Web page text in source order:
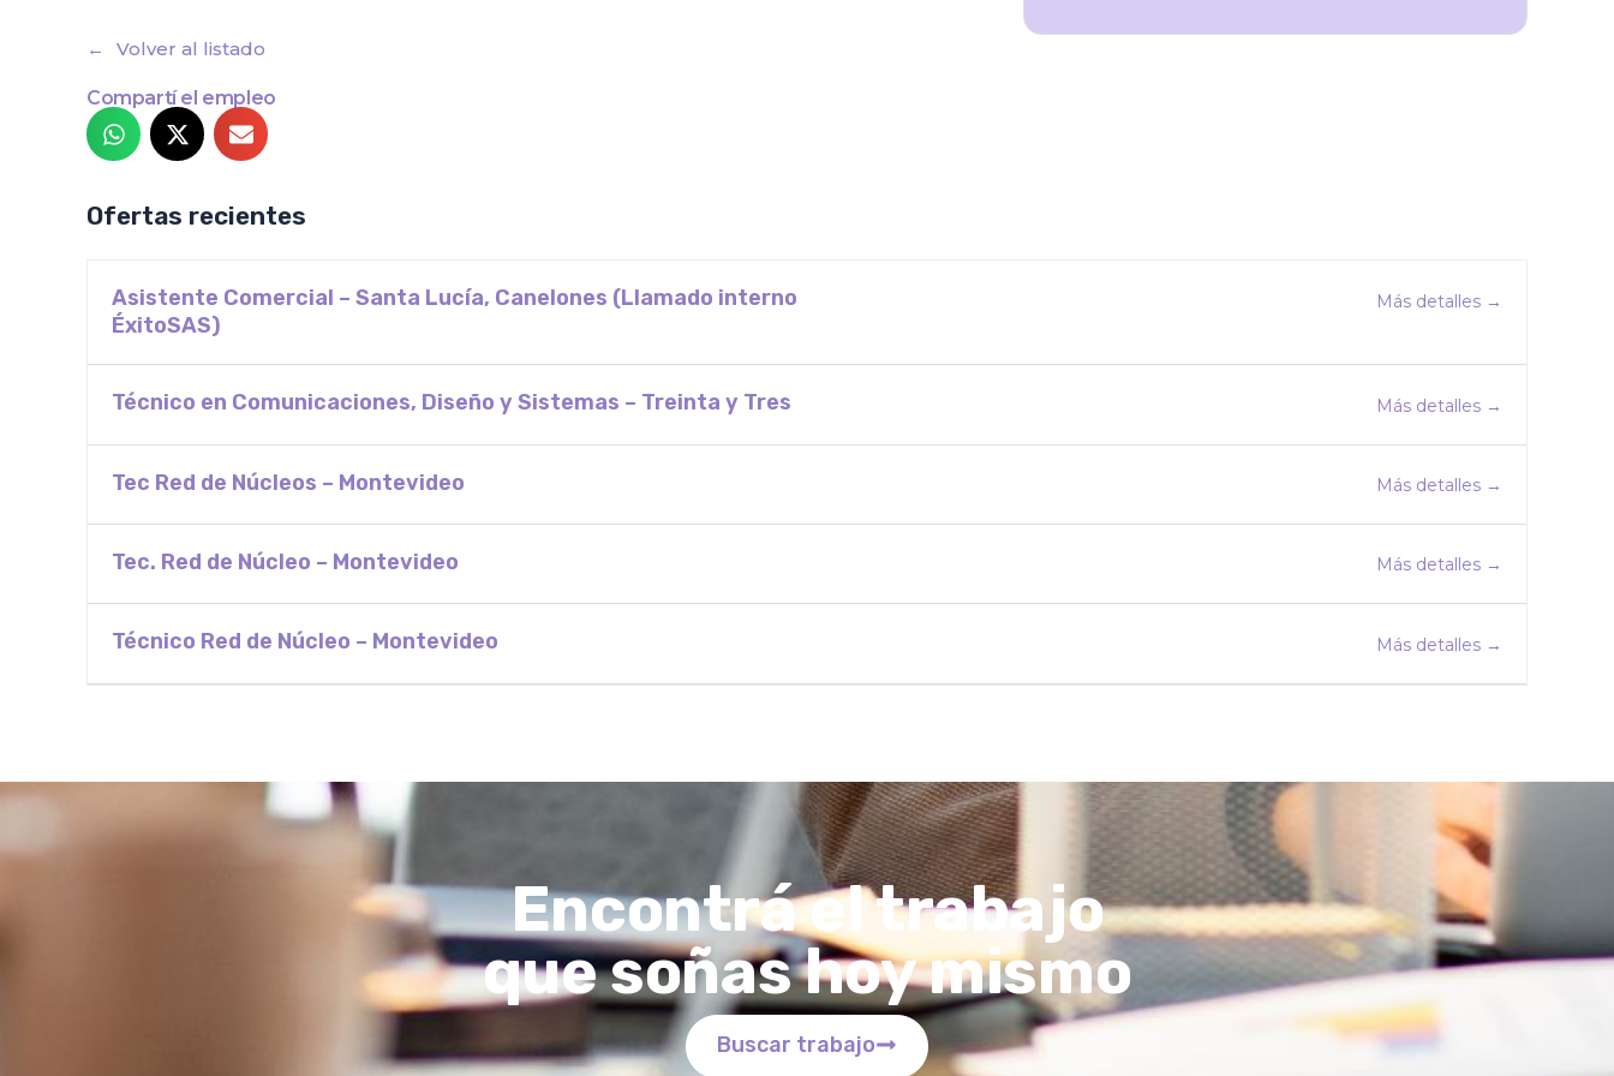
Volver al listado
Compartí el empleo
Ofertas recientes
Asistente Comercial – Santa Lucía, Canelones (Llamado interno
ÉxitoSAS)
Más detalles
Técnico en Comunicaciones, Diseño y Sistemas – Treinta y Tres Más detalles
Tec Red de Núcleos – Montevideo Más detalles
Tec. Red de Núcleo – Montevideo Más detalles
Técnico Red de Núcleo – Montevideo Más detalles
Encontrá el trabajo
que soñas hoy mismo
Buscar trabajo